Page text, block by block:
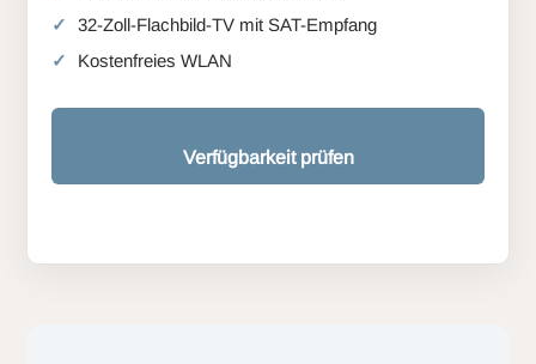
32-Zoll-Flachbild-TV mit SAT-Empfang
Kostenfreies WLAN
Verfügbarkeit prüfen